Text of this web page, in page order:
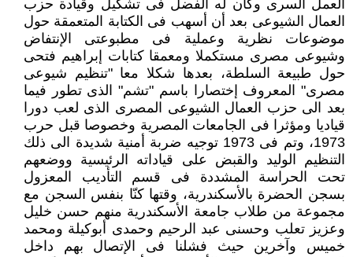
العمل السرى وكان له الفضل فى تشكيل وقيادة حزب
العمال الشيوعى بعد أن أسهب فى الكتابة المتعمقة حول
موضوعات نظرية وعملية فى مطبوعتى الإنتفاض
وشيوعى مصرى مستكملا ومعمقا كتابات إبراهيم فتحى
حول طبيعة السلطة، بعدها شكلا معا "تنظيم شيوعى
مصرى" المعروف إختصارا باسم "تشم" الذى تطور فيما
بعد الى حزب العمال الشيوعى المصرى الذى لعب دورا
قياديا ومؤثرا فى الجامعات المصرية وخصوصا قبل حرب
1973، وتم فى 1973 توجيه ضربة أمنية شديدة الى ذلك
التنظيم الوليد والقبض على قياداته الرئيسية ووضعهم
تحت الحراسة المشددة فى قسم التأديب المعزول
بسجن الحضرة بالأسكندرية، وقتها كنّا بنفس السجن مع
مجموعة من طلاب جامعة الأسكندرية منهم حسن خليل
وعزيز تعلب وحسنى عبد الرحيم وحمدى أبوكيلة ومحمد
خميس وآخرين حيث فشلنا فى الإتصال بهم داخل